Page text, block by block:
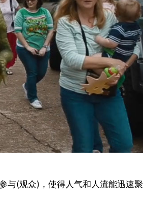
与(观众)，使得人气和人流能迅速聚